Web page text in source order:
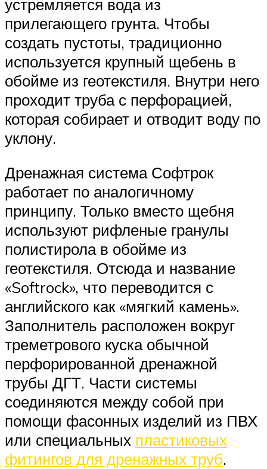
устремляется вода из
прилегающего грунта. Чтобы
создать пустоты, традиционно
используется крупный щебень в
обойме из геотекстиля. Внутри него
проходит труба с перфорацией,
которая собирает и отводит воду по
уклону.
Дренажная система Софтрок
работает по аналогичному
принципу. Только вместо щебня
используют рифленые гранулы
полистирола в обойме из
геотекстиля. Отсюда и название
«Softrock», что переводится с
английского как «мягкий камень».
Заполнитель расположен вокруг
треметрового куска обычной
перфорированной дренажной
трубы ДГТ. Части системы
соединяются между собой при
помощи фасонных изделий из ПВХ
или специальных пластиковых
фитингов для дренажных труб.